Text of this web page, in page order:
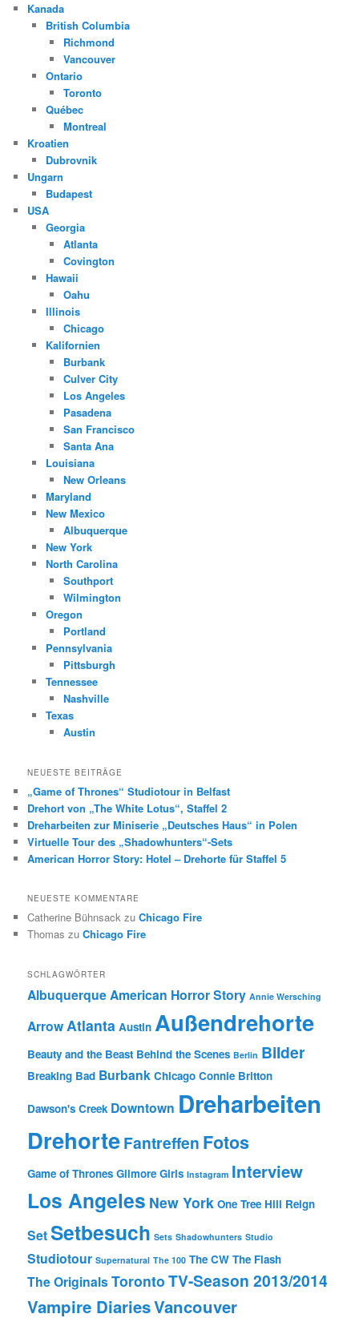
Kanada
British Columbia
Richmond
Vancouver
Ontario
Toronto
Québec
Montreal
Kroatien
Dubrovnik
Ungarn
Budapest
USA
Georgia
Atlanta
Covington
Hawaii
Oahu
Illinois
Chicago
Kalifornien
Burbank
Culver City
Los Angeles
Pasadena
San Francisco
Santa Ana
Louisiana
New Orleans
Maryland
New Mexico
Albuquerque
New York
North Carolina
Southport
Wilmington
Oregon
Portland
Pennsylvania
Pittsburgh
Tennessee
Nashville
Texas
Austin
NEUESTE BEITRÄGE
„Game of Thrones“ Studiotour in Belfast
Drehort von „The White Lotus“, Staffel 2
Dreharbeiten zur Miniserie „Deutsches Haus“ in Polen
Virtuelle Tour des „Shadowhunters“-Sets
American Horror Story: Hotel – Drehorte für Staffel 5
NEUESTE KOMMENTARE
Catherine Bühnsack zuChicago Fire
Thomas zuChicago Fire
SCHLAGWÖRTER
Albuquerque American Horror Story Annie Wersching
Arrow Atlanta Austin Außendrehorte
Beauty and the Beast Behind the Scenes Berlin Bilder
Breaking Bad Burbank Chicago Connie Britton
Dawson's Creek Downtown Dreharbeiten
DrehorteFantreffen Fotos
Game of Thrones Gilmore Girls Instagram Interview
Los Angeles New York One Tree Hill Reign
SetSetbesuch Sets Shadowhunters Studio
Studiotour Supernatural The 100 The CW The Flash
The OriginalsToronto TV-Season 2013/2014
Vampire DiariesVancouver